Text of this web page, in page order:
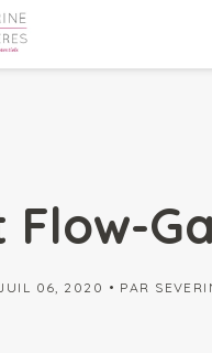
Flow-
06, 2020 PAR